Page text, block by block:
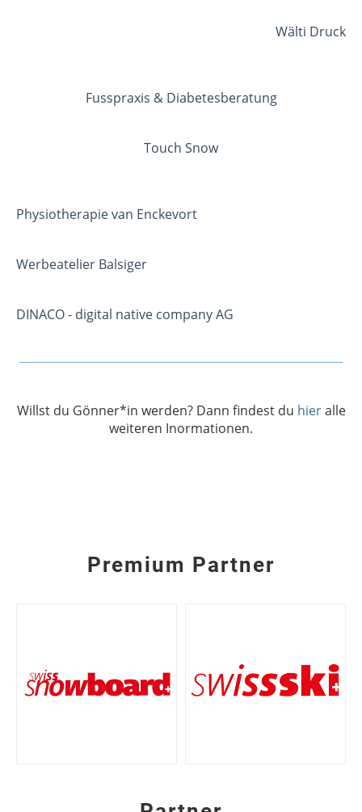
Wälti Druck
Fusspraxis & Diabetesberatung
Touch Snow
Physiotherapie van Enckevort
Werbeatelier Balsiger
DINACO - digital native company AG
Willst du Gönner*in werden? Dann findest du hieralle
weiteren Inormationen.
Premium Partner